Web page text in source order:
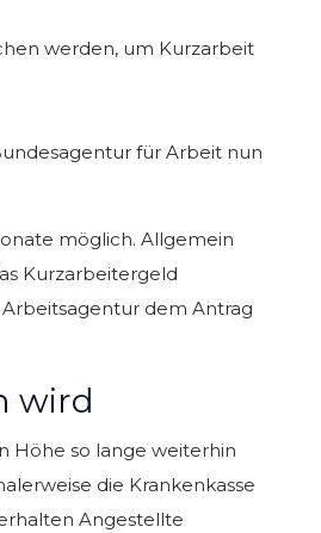
werden, um Kurzarbeit
für Arbeit nun
möglich. Allgemein
Kurzarbeitergeld
dem Antrag
wird
Höhe so lange weiterhin
die Krankenkasse
Angestellte